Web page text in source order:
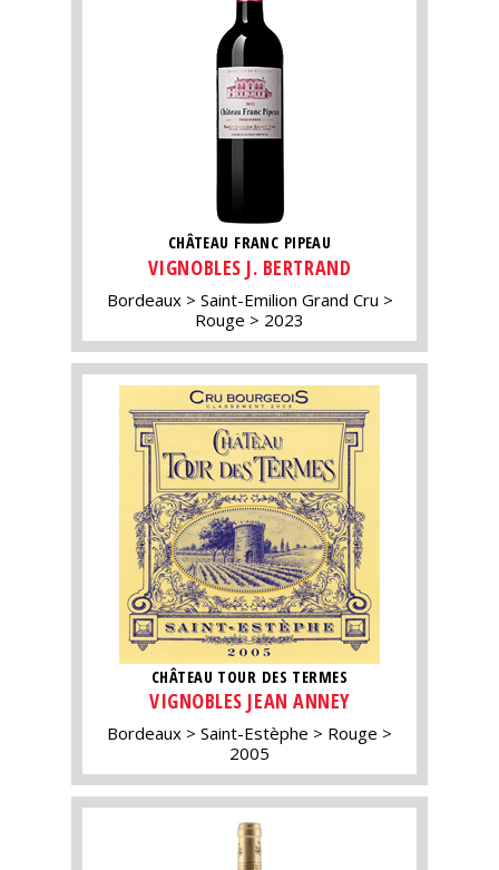
CHÂTEAU FRANC PIPEAU
VIGNOBLES J. BERTRAND
Bordeaux
Saint-Emilion Grand Cru
Rouge
2023
CHÂTEAU TOUR DES TERMES
VIGNOBLES JEAN ANNEY
Bordeaux Saint-Estèphe
Rouge
2005